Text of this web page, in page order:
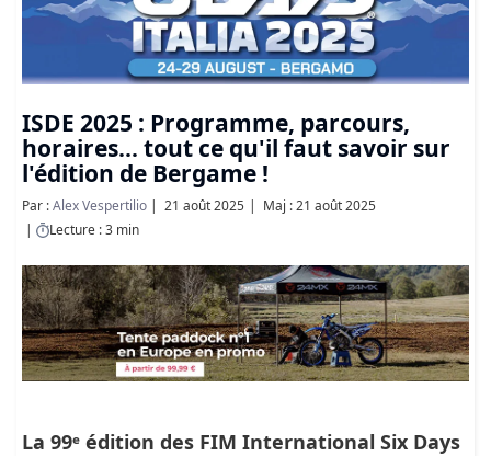
ISDE 2025 : Programme, parcours,
horaires... tout ce qu'il faut savoir sur
l'édition de Bergame !
Par :Alex Vespertilio 21 août 2025
Maj : 21 août 2025
Lecture : 3 min
La 99ᵉ édition des FIM International Six Days